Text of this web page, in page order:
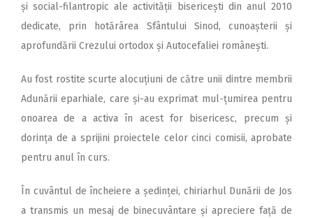
și social-filantropic ale activității bisericești din anul 2010
dedicate, prin hotărârea Sfântului Sinod, cunoașterii și
aprofundării Crezului ortodox și Autocefaliei românești.
Au fost rostite scurte alocuțiuni de către unii dintre membrii
Adunării eparhiale, care și-au exprimat mul-țumirea pentru
onoarea de a activa în acest for bisericesc, precum și
dorința de a sprijini proiectele celor cinci comisii, aprobate
pentru anul în curs.
În cuvântul de încheiere a ședinței, chiriarhul Dunării de Jos
a transmis un mesaj de binecuvântare și apreciere față de